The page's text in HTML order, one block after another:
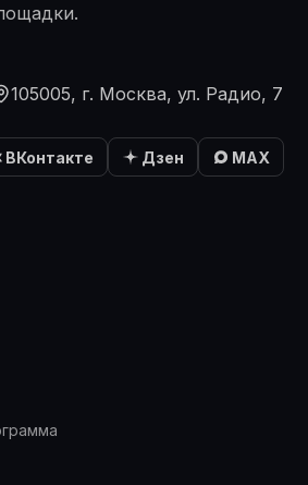
105005, г. Москва, ул. Радио, 7
ВКонтакте Дзен MAX